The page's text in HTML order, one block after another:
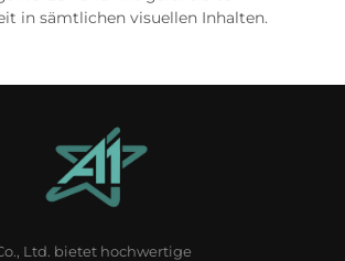
in sämtlichen visuellen Inhalten.
Ltd. bietet hochwertige